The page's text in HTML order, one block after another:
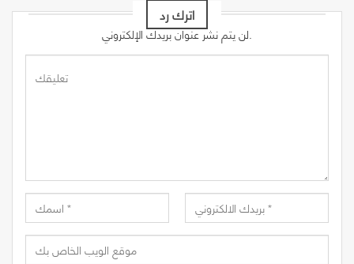
اترك رد
لن يتم نشر عنوان بريدك الإلكتروني.